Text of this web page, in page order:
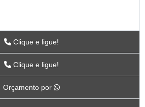
Clique e ligue!
Clique e ligue!
Orçamento por